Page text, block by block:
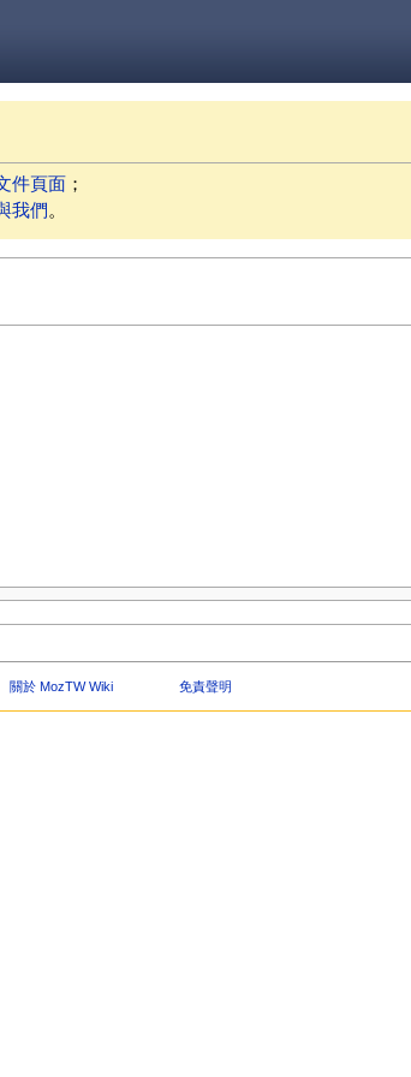
件頁面 ；
我們。
關於 MozTW Wiki 免責聲明